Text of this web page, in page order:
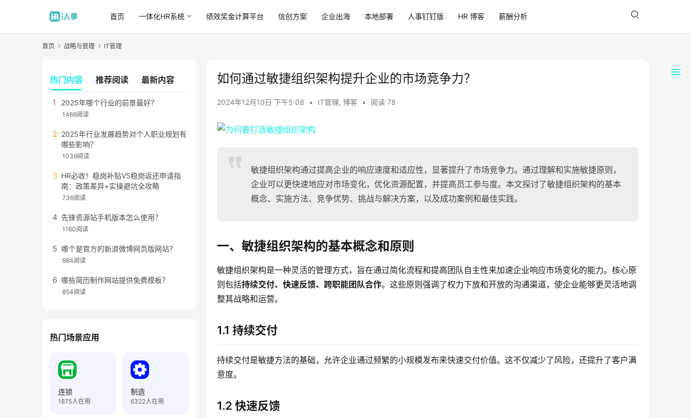
首页 一体化HR系统 绩效奖金计算平台 信创方案 企业出海 本地部署 人事钉钉版 HR 博客 薪酬分析
首页 战略与管理 IT管理
如何通过敏捷组织架构提升企业的市场竞争力？
2024年12月10日 下午5:08 • IT管理, 博客 • 阅读 78
敏捷组织架构通过提高企业的响应速度和适应性，显著提升了市场竞争力。通过理解和实施敏捷原则，
企业可以更快速地应对市场变化，优化资源配置，并提高员工参与度。本文探讨了敏捷组织架构的基本
概念、实施方法、竞争优势、挑战与解决方案，以及成功案例和最佳实践。
一、敏捷组织架构的基本概念和原则
敏捷组织架构是一种灵活的管理方式，旨在通过简化流程和提高团队自主性来加速企业响应市场变化的能力。核心原
则包括持续交付、快速反馈、跨职能团队合作。这些原则强调了权力下放和开放的沟通渠道，使企业能够更灵活地调
整其战略和运营。
1.1 持续交付
持续交付是敏捷方法的基础，允许企业通过频繁的小规模发布来快速交付价值。这不仅减少了风险，还提升了客户满
意度。
1.2 快速反馈
热门内容 推荐阅读 最新内容
2025年哪个行业的前景最好？
1466阅读
2025年行业发展趋势对个人职业规划有
哪些影响？
1039阅读
HR必收！稳岗补贴VS稳岗返还申请指
南：政策差异+实操避坑全攻略
736阅读
先锋资源站手机版本怎么使用？
1160阅读
哪个是官方的新浪微博网页版网站？
984阅读
哪些简历制作网站提供免费模板？
854阅读
热门场景应用
连锁
1875人在用
制造
6322人在用